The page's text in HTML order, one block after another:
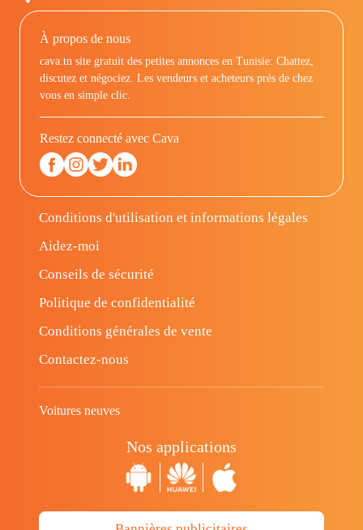
À propos de nous
cava.tn site gratuit des petites annonces en Tunisie: Chattez,
discutez et négociez. Les vendeurs et acheteurs prés de chez
vous en simple clic.
Restez connecté avec Cava
Conditions d'utilisation et informations légales
Aidez-moi
Conseils de sécurité
Politique de confidentialité
Conditions générales de vente
Contactez-nous
Voitures neuves
Nos applications